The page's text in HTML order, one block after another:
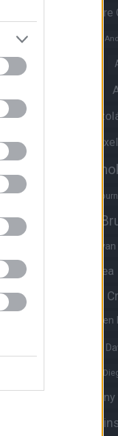
Andre
Andreas Pereira
Angol válogatott
Aston Villa
Átigazolások
Benjamin Sesko
Brandon Williams
Casemiro Chelsea
Christian Eriksen